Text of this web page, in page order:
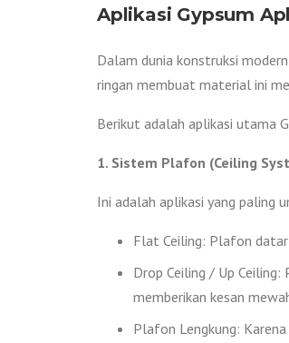
Aplikasi Gypsum
Dalam dunia konstruksi
ringan membuat material ini
Berikut adalah aplikasi utama
1. Sistem Plafon (Ceiling
Ini adalah aplikasi yang paling
Flat Ceiling: Plafon
Drop Ceiling / Up
memberikan kesan
Plafon Lengkung: